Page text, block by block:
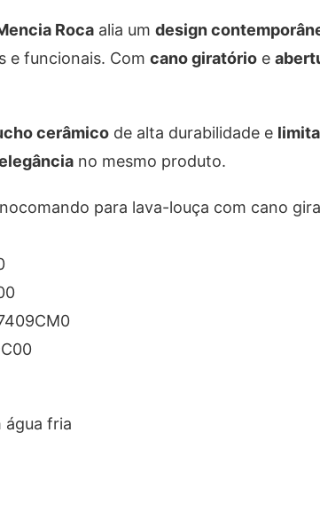
Roca alia um design
e funcionais. Com cano giratório e
cerâmico de alta durabilidade e
no mesmo produto.
para lava-louça com cano
água fria